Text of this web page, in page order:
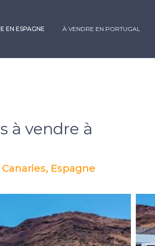
EN ESPAGNE À VENDRE EN PORTUGAL
à vendre à
Espagne